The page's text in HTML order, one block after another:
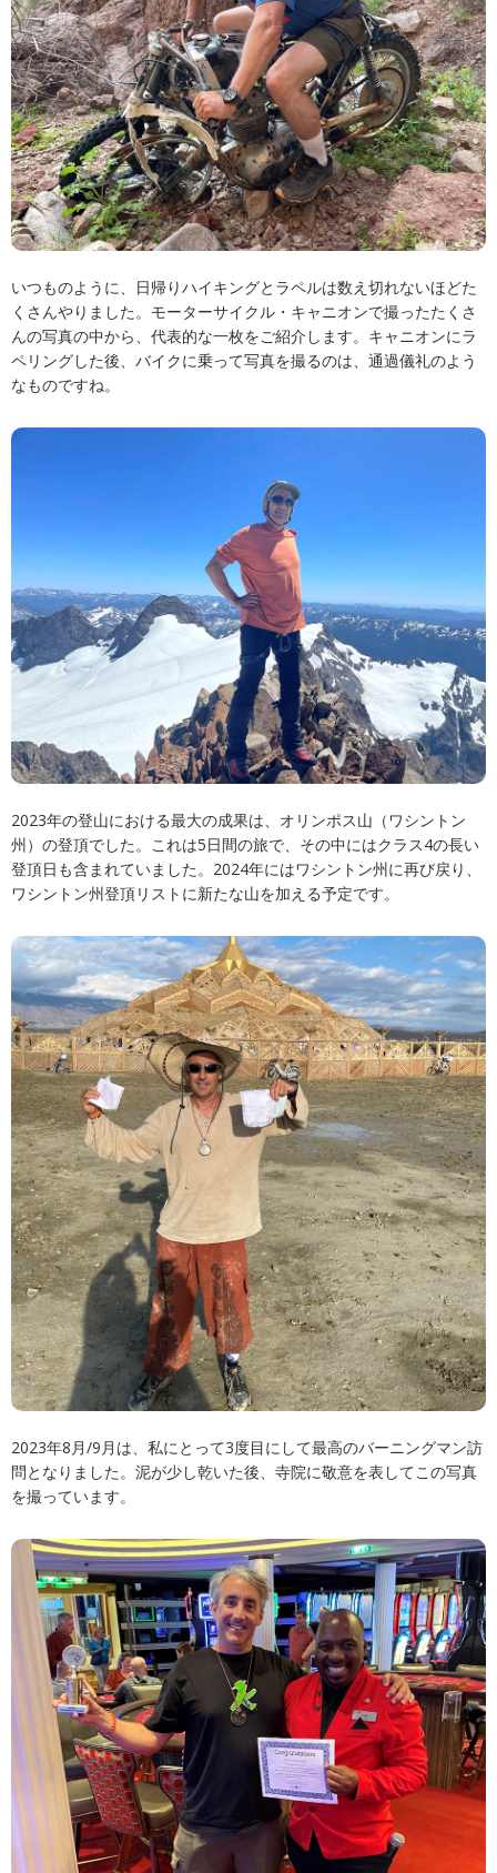
いつものように、日帰りハイキングとラペルは数え切れないほどた
くさんやりました。モーターサイクル・キャニオンで撮ったたくさ
んの写真の中から、代表的な一枚をご紹介します。キャニオンにラ
ペリングした後、バイクに乗って写真を撮るのは、通過儀礼のよう
なものですね。
2023年の登山における最大の成果は、オリンポス山（ワシントン
州）の登頂でした。これは5日間の旅で、その中にはクラス4の長い
登頂日も含まれていました。2024年にはワシントン州に再び戻り、
ワシントン州登頂リストに新たな山を加える予定です。
2023年8月/9月は、私にとって3度目にして最高のバーニングマン訪
問となりました。泥が少し乾いた後、寺院に敬意を表してこの写真
を撮っています。